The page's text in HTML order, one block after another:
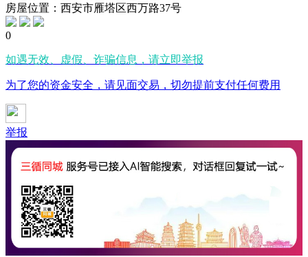
房屋位置：西安市雁塔区西万路37号
0
如遇无效、虚假、诈骗信息，请立即举报
为了您的资金安全，请见面交易，切勿提前支付任何费用
举报